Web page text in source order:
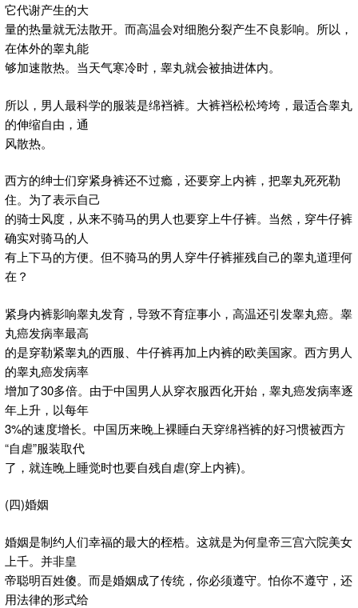
它代谢产生的大
量的热量就无法散开。而高温会对细胞分裂产生不良影响。所以，
在体外的睾丸能
够加速散热。当天气寒冷时，睾丸就会被抽进体内。
所以，男人最科学的服装是绵裆裤。大裤裆松松垮垮，最适合睾丸
的伸缩自由，通
风散热。
西方的绅士们穿紧身裤还不过瘾，还要穿上内裤，把睾丸死死勒
住。为了表示自己
的骑士风度，从来不骑马的男人也要穿上牛仔裤。当然，穿牛仔裤
确实对骑马的人
有上下马的方便。但不骑马的男人穿牛仔裤摧残自己的睾丸道理何
在？
紧身内裤影响睾丸发育，导致不育症事小，高温还引发睾丸癌。睾
丸癌发病率最高
的是穿勒紧睾丸的西服、牛仔裤再加上内裤的欧美国家。西方男人
的睾丸癌发病率
增加了30多倍。由于中国男人从穿衣服西化开始，睾丸癌发病率逐
年上升，以每年
3%的速度增长。中国历来晚上裸睡白天穿绵裆裤的好习惯被西方
“自虐”服装取代
了，就连晚上睡觉时也要自残自虐(穿上内裤)。
(四)婚姻
婚姻是制约人们幸福的最大的桎梏。这就是为何皇帝三宫六院美女
上千。并非皇
帝聪明百姓傻。而是婚姻成了传统，你必须遵守。怕你不遵守，还
用法律的形式给